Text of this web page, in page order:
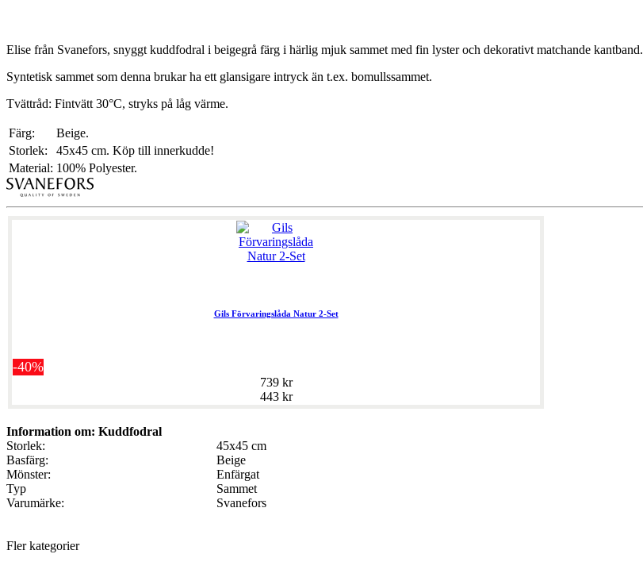
Elise från Svanefors, snyggt kuddfodral i beigegrå färg i härlig mjuk sammet med fin lyster och dekorativt matchande kantband.
Syntetisk sammet som denna brukar ha ett glansigare intryck än t.ex. bomullssammet.
Tvättråd: Fintvätt 30°C, stryks på låg värme.
Färg:
Beige.
Storlek:
45x45 cm. Köp till innerkudde!
Material: 100% Polyester.
Gils Förvaringslåda Natur 2-Set
-40%
739 kr
443 kr
Information om: Kuddfodral
Storlek:
45x45 cm
Basfärg:
Beige
Mönster:
Enfärgat
Typ
Sammet
Varumärke:
Svanefors
Fler kategorier